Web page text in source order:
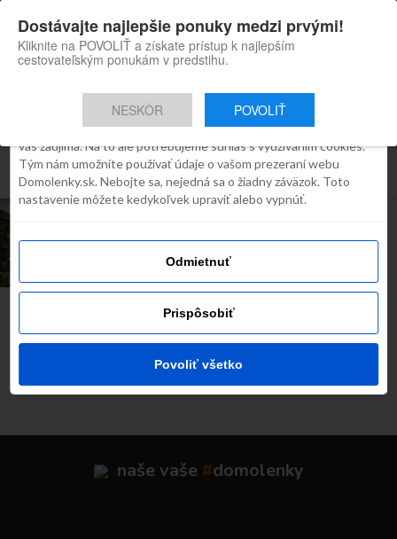
Domolenky appka
Skvelé tipy na cestovanie po
Slovensku
Inštaluj
Všetky príspevky týkajúce sa
"sutovsky vodopad"
Slovensku
Najčítanejšie dnes
naše vaše #domolenky
Súhlas Detaily O cookies
Robíme všetko preto, aby sme vám zobrazovali iba obsah, ktorý
vás zaujíma. Na to ale potrebujeme súhlas s využívaním cookies.
Tým nám umožníte používať údaje o vašom prezeraní webu
Domolenky.sk. Nebojte sa, nejedná sa o žiadny záväzok. Toto
nastavenie môžete kedykoľvek upraviť alebo vypnúť.
Odmietnuť
Prispôsobiť
Povoliť všetko
Dostávajte najlepšie ponuky medzi prvými!
Kliknite na POVOLIŤ a získate prístup k najlepším
cestovateľským ponukám v predstihu.
NESKÔR POVOLIŤ